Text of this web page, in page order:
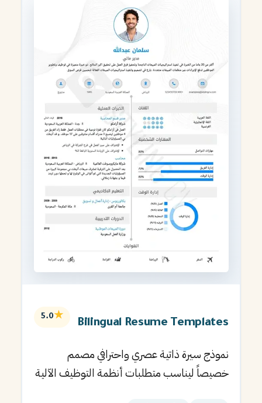
Bilingual Resume Templates
★
5.0
نموذج سيرة ذاتية عصري واحترافي مصمم
خصيصاً ليناسب متطلبات أنظمة التوظيف الآلية